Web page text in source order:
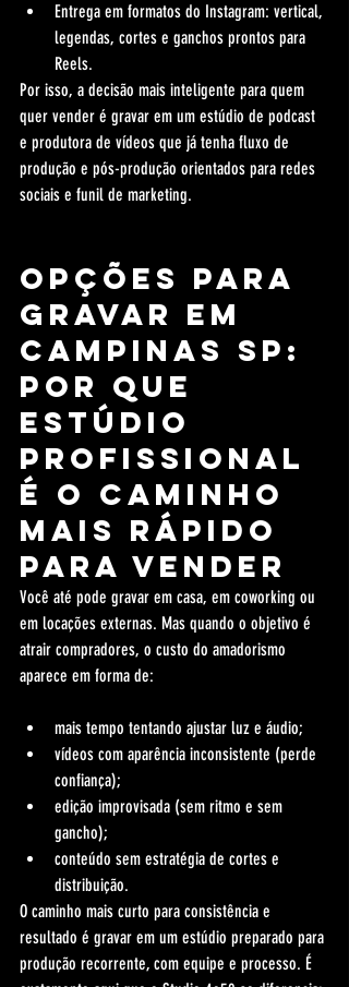
Entrega em formatos do Instagram: vertical,
legendas, cortes e ganchos prontos para
Reels.
Por isso, a decisão mais inteligente para quem
quer vender é gravar em um estúdio de podcast
e produtora de vídeos que já tenha fluxo de
produção e pós-produção orientados para redes
sociais e funil de marketing.
Opções para
gravar em
Campinas SP:
por que
estúdio
profissional
é o caminho
mais rápido
para vender
Você até pode gravar em casa, em coworking ou
em locações externas. Mas quando o objetivo é
atrair compradores, o custo do amadorismo
aparece em forma de:
mais tempo tentando ajustar luz e áudio;
vídeos com aparência inconsistente (perde
confiança);
edição improvisada (sem ritmo e sem
gancho);
conteúdo sem estratégia de cortes e
distribuição.
O caminho mais curto para consistência e
resultado é gravar em um estúdio preparado para
produção recorrente, com equipe e processo. É